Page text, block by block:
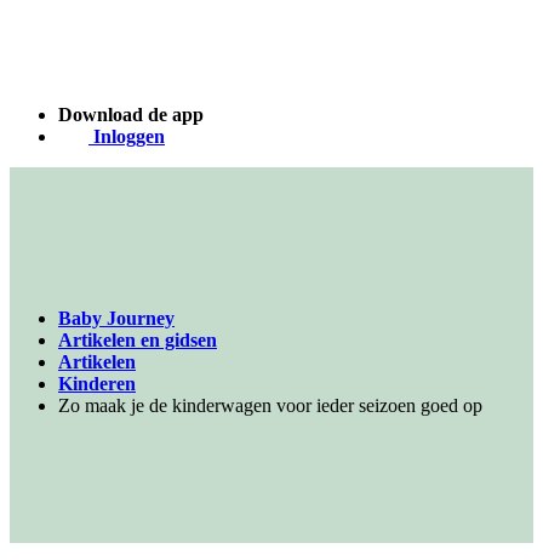
Download de app
Inloggen
Baby Journey
Artikelen en gidsen
Artikelen
Kinderen
Zo maak je de kinderwagen voor ieder seizoen goed op